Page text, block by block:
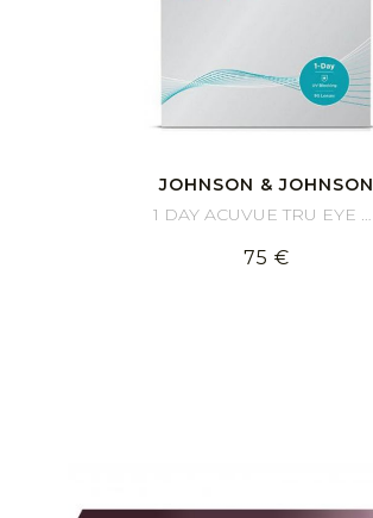
JOHNSON & JOHNSON
1 DAY ACUVUE TRU EYE 90
75 €